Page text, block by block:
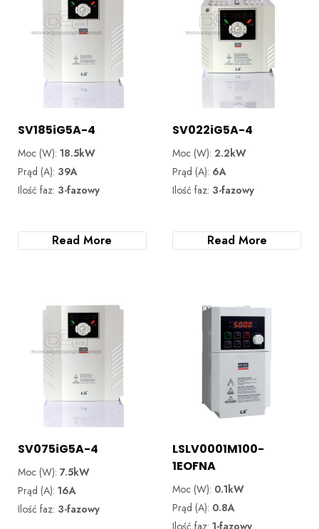
SV185iG5A-4
Moc (W): 18.5kW
Prąd (A): 39A
Ilość faz: 3-fazowy
Read More
SV022iG5A-4
Moc (W): 2.2kW
Prąd (A): 6A
Ilość faz: 3-fazowy
Read More
SV075iG5A-4
Moc (W): 7.5kW
Prąd (A): 16A
Ilość faz: 3-fazowy
LSLV0001M100-
1EOFNA
Moc (W): 0.1kW
Prąd (A): 0.8A
Ilość faz:1-fazowy